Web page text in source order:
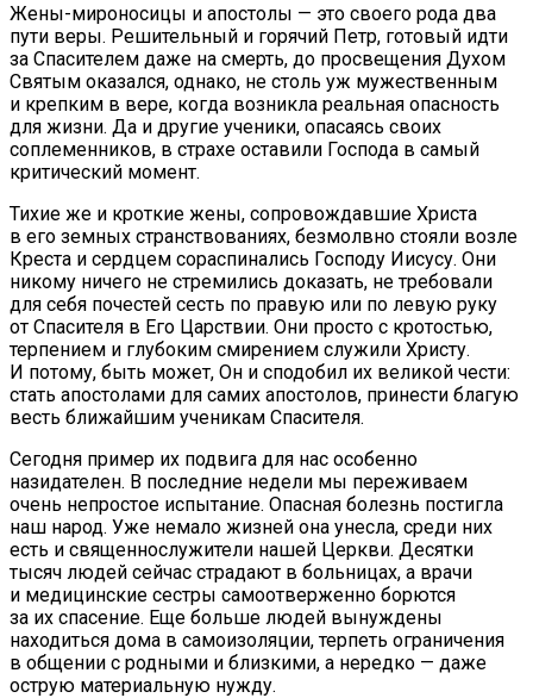
Жены-мироносицы и апостолы — это своего рода два
пути веры. Решительный и горячий Петр, готовый идти
за Спасителем даже на смерть, до просвещения Духом
Святым оказался, однако, не столь уж мужественным
и крепким в вере, когда возникла реальная опасность
для жизни. Да и другие ученики, опасаясь своих
соплеменников, в страхе оставили Господа в самый
критический момент.
Тихие же и кроткие жены, сопровождавшие Христа
в его земных странствованиях, безмолвно стояли возле
Креста и сердцем сораспинались Господу Иисусу. Они
никому ничего не стремились доказать, не требовали
для себя почестей сесть по правую или по левую руку
от Спасителя в Его Царствии. Они просто с кротостью,
терпением и глубоким смирением служили Христу.
И потому, быть может, Он и сподобил их великой чести:
стать апостолами для самих апостолов, принести благую
весть ближайшим ученикам Спасителя.
Сегодня пример их подвига для нас особенно
назидателен. В последние недели мы переживаем
очень непростое испытание. Опасная болезнь постигла
наш народ. Уже немало жизней она унесла, среди них
есть и священнослужители нашей Церкви. Десятки
тысяч людей сейчас страдают в больницах, а врачи
и медицинские сестры самоотверженно борются
за их спасение. Еще больше людей вынуждены
находиться дома в самоизоляции, терпеть ограничения
в общении с родными и близкими, а нередко — даже
острую материальную нужду.